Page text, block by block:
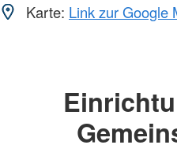
Karte: Link zur Google